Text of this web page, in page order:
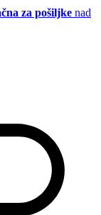
za pošiljke nad